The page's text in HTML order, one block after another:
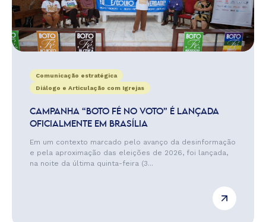
Comunicação estratégica
Diálogo e Articulação com Igrejas
CAMPANHA “BOTO FÉ NO VOTO” É LANÇADA
OFICIALMENTE EM BRASÍLIA
Em um contexto marcado pelo avanço da desinformação
e pela aproximação das eleições de 2026, foi lançada,
na noite da última quinta-feira (3...